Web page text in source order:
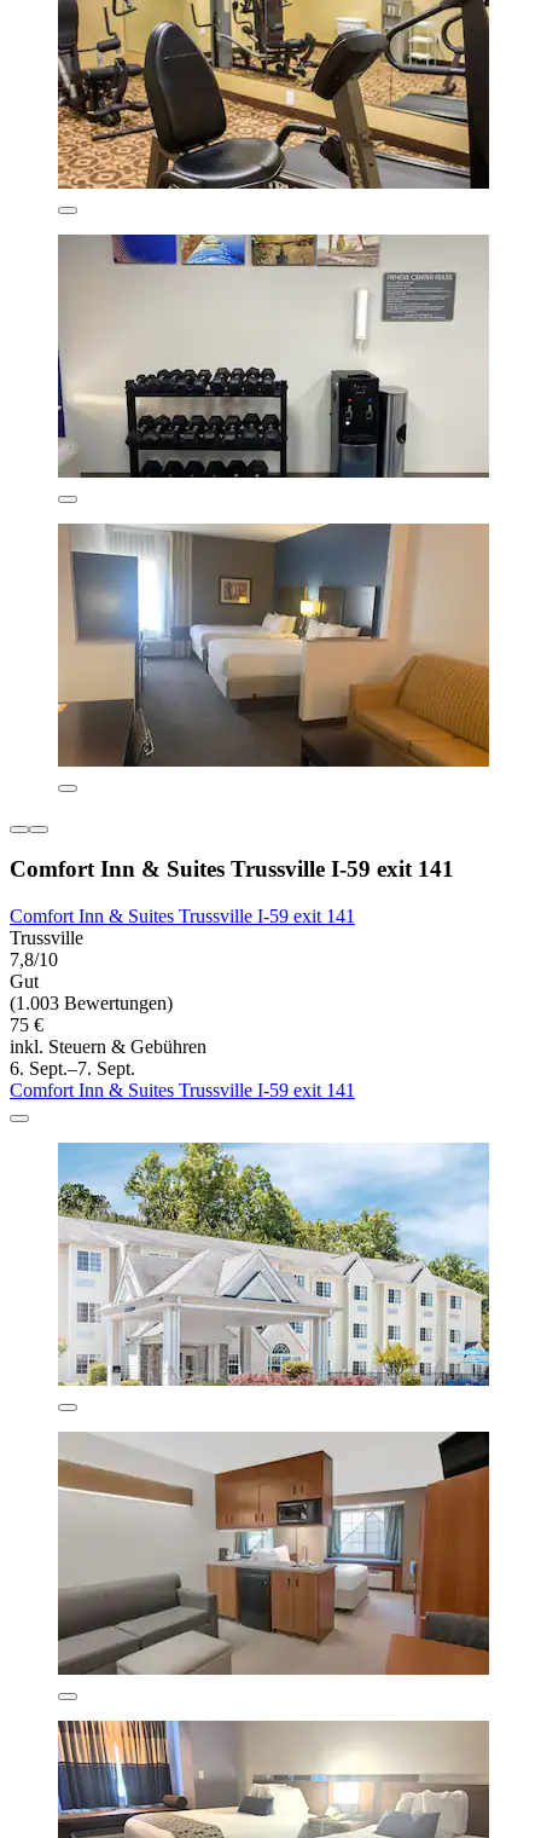
Comfort Inn & Suites Trussville I-59 exit 141
Comfort Inn & Suites Trussville I-59 exit 141
Trussville
7,8/10
Gut
(1.003 Bewertungen)
75 €
inkl. Steuern & Gebühren
6. Sept.–7. Sept.
Comfort Inn & Suites Trussville I-59 exit 141